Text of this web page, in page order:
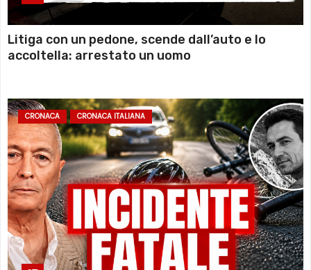
Litiga con un pedone, scende dall’auto e lo
accoltella: arrestato un uomo
CRONACA CRONACA ITALIANA